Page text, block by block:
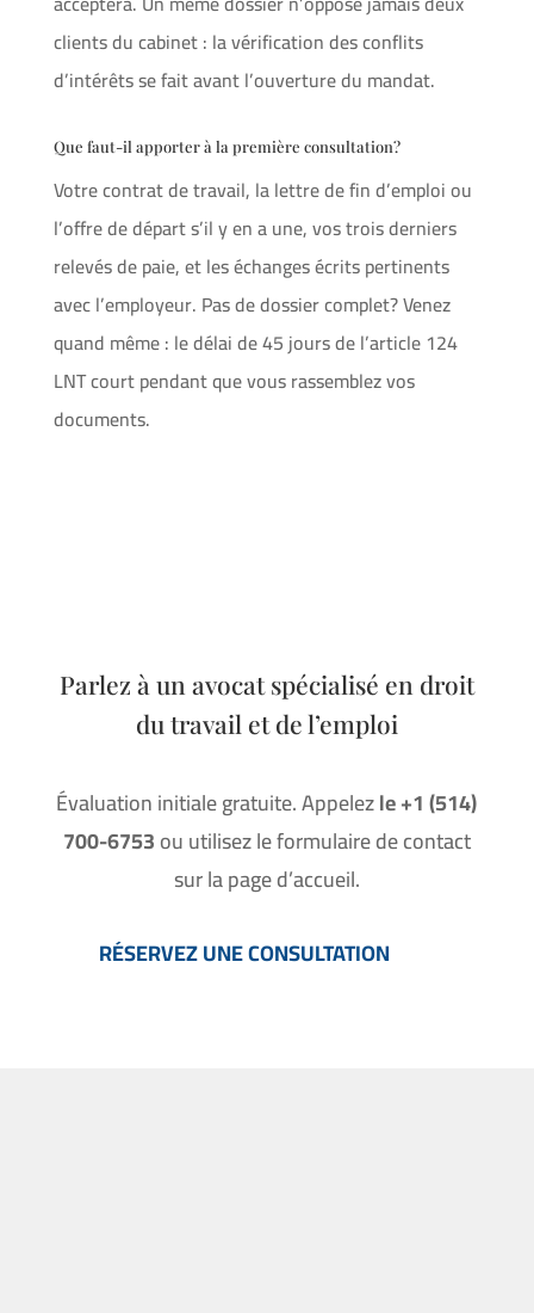
clients du cabinet : la vérification des conflits
d’intérêts se fait avant l’ouverture du mandat.
Que faut-il apporter à la première consultation?
Votre contrat de travail, la lettre de fin d’emploi ou
l’offre de départ s’il y en a une, vos trois derniers
relevés de paie, et les échanges écrits pertinents
avec l’employeur. Pas de dossier complet? Venez
quand même : le délai de 45 jours de l’article 124
LNT court pendant que vous rassemblez vos
documents.
Parlez à un avocat spécialisé en droit
du travail et de l’emploi
Évaluation initiale gratuite. Appelezle +1 (514)
700-6753ou utilisez le formulaire de contact
sur la page d’accueil.
RÉSERVEZ UNE CONSULTATION